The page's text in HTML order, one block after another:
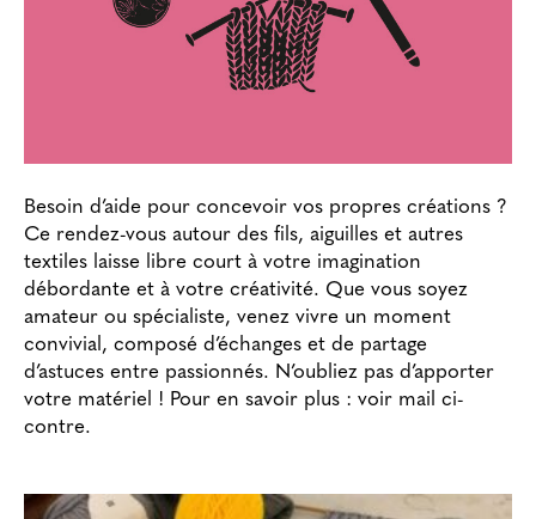
Besoin d’aide pour concevoir vos propres créations ?
Ce rendez-vous autour des fils, aiguilles et autres
textiles laisse libre court à votre imagination
débordante et à votre créativité. Que vous soyez
amateur ou spécialiste, venez vivre un moment
convivial, composé d’échanges et de partage
d’astuces entre passionnés. N’oubliez pas d’apporter
votre matériel ! Pour en savoir plus : voir mail ci-
contre.